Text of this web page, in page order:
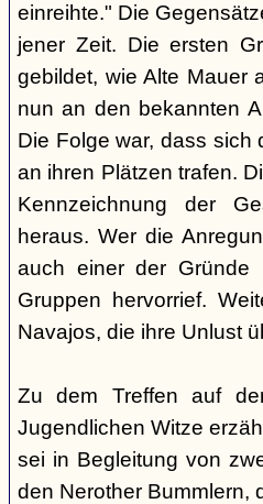
einreihte." Die
jener Zeit. Die ersten
gebildet, wie Alte Mauer
nun an den bekannten
Die Folge war, dass sich
an ihren Plätzen trafen.
Kennzeichnung der
heraus. Wer die
auch einer der
Gruppen hervorrief.
Navajos, die ihre Unlust
Zu dem Treffen auf
Jugendlichen Witze
sei in Begleitung von
den Nerother Bummlern,